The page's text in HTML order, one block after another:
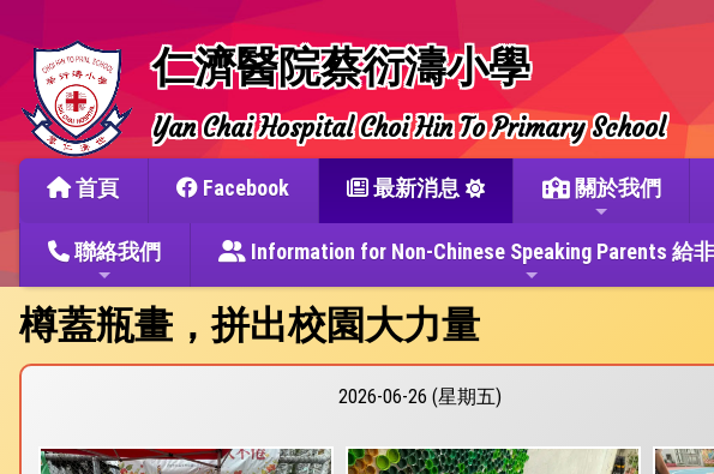
仁濟醫院蔡衍濤小學
Yan Chai Hospital Choi Hin To Primary School
首頁 Facebook 最新消息 關於我們
聯絡我們 Information for Non-Chinese Speaking Parents 給
樽蓋瓶畫，拼出校園大力量
2026-06-26 (星期五)